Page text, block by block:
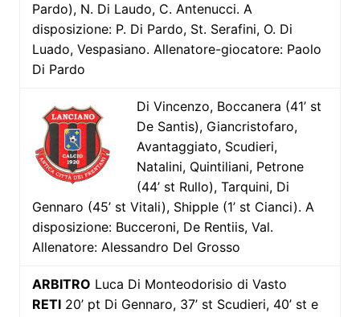
Pardo), N. Di Laudo, C. Antenucci. A
disposizione: P. Di Pardo, St. Serafini, O. Di
Luado, Vespasiano. Allenatore-giocatore: Paolo
Di Pardo
Di Vincenzo, Boccanera (41’ st
De Santis), Giancristofaro,
Avantaggiato, Scudieri,
Natalini, Quintiliani, Petrone
(44’ st Rullo), Tarquini, Di
Gennaro (45’ st Vitali), Shipple (1’ st Cianci). A
disposizione: Bucceroni, De Rentiis, Val.
Allenatore: Alessandro Del Grosso
ARBITRO Luca Di Monteodorisio di Vasto
RETI20’ pt Di Gennaro, 37’ st Scudieri, 40’ st e